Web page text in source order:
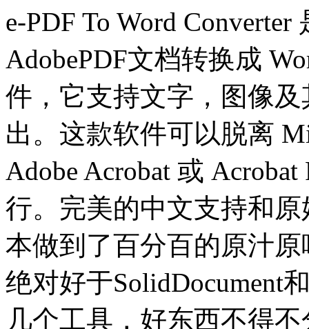
e-PDF To Word Converter
AdobePDF文档转换成
件，它支持文字，图像
出。这款软件可以脱离
Adobe Acrobat 或 Acrobat
行。完美的中文支持和
本做到了百分百的原汁
绝对好于SolidDocument
几个工具，好东西不得